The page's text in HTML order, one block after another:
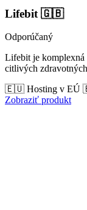
Lifebit 🇬🇧
Odporúčaný
Lifebit je komplexná
citlivých
🇪🇺 Hosting v EÚ
Zobraziť produkt